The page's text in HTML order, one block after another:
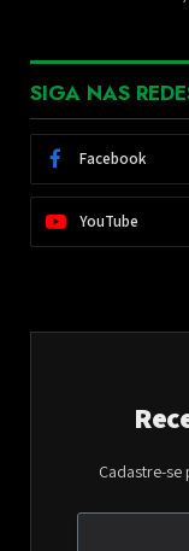
SIGA NAS
Facebook
YouTube
Cadastre-